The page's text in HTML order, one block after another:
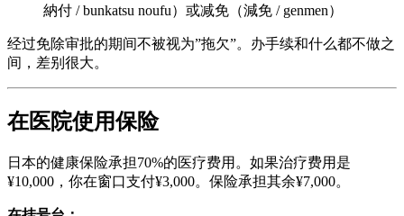
納付 / bunkatsu noufu）或减免（減免 / genmen）
经过免除审批的期间不被视为”拖欠”。办手续和什么都不做之
间，差别很大。
在医院使用保险
日本的健康保险承担70%的医疗费用。如果治疗费用是
¥10,000，你在窗口支付¥3,000。保险承担其余¥7,000。